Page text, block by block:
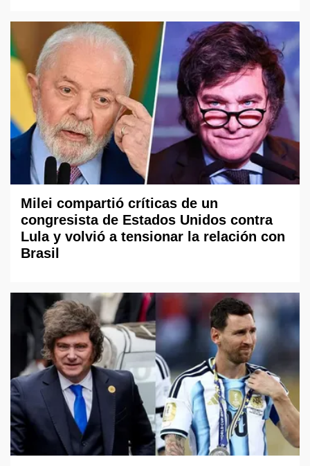
Milei compartió críticas de un
congresista de Estados Unidos contra
Lula y volvió a tensionar la relación con
Brasil